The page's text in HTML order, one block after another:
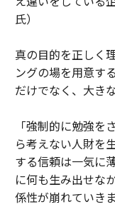
氏）
真の目的を正しく
ングの場を用意す
だけでなく、大き
「強制的に勉強を
ら考えない人財を
する信頼は一気に
に何も生み出せな
係性が崩れていき